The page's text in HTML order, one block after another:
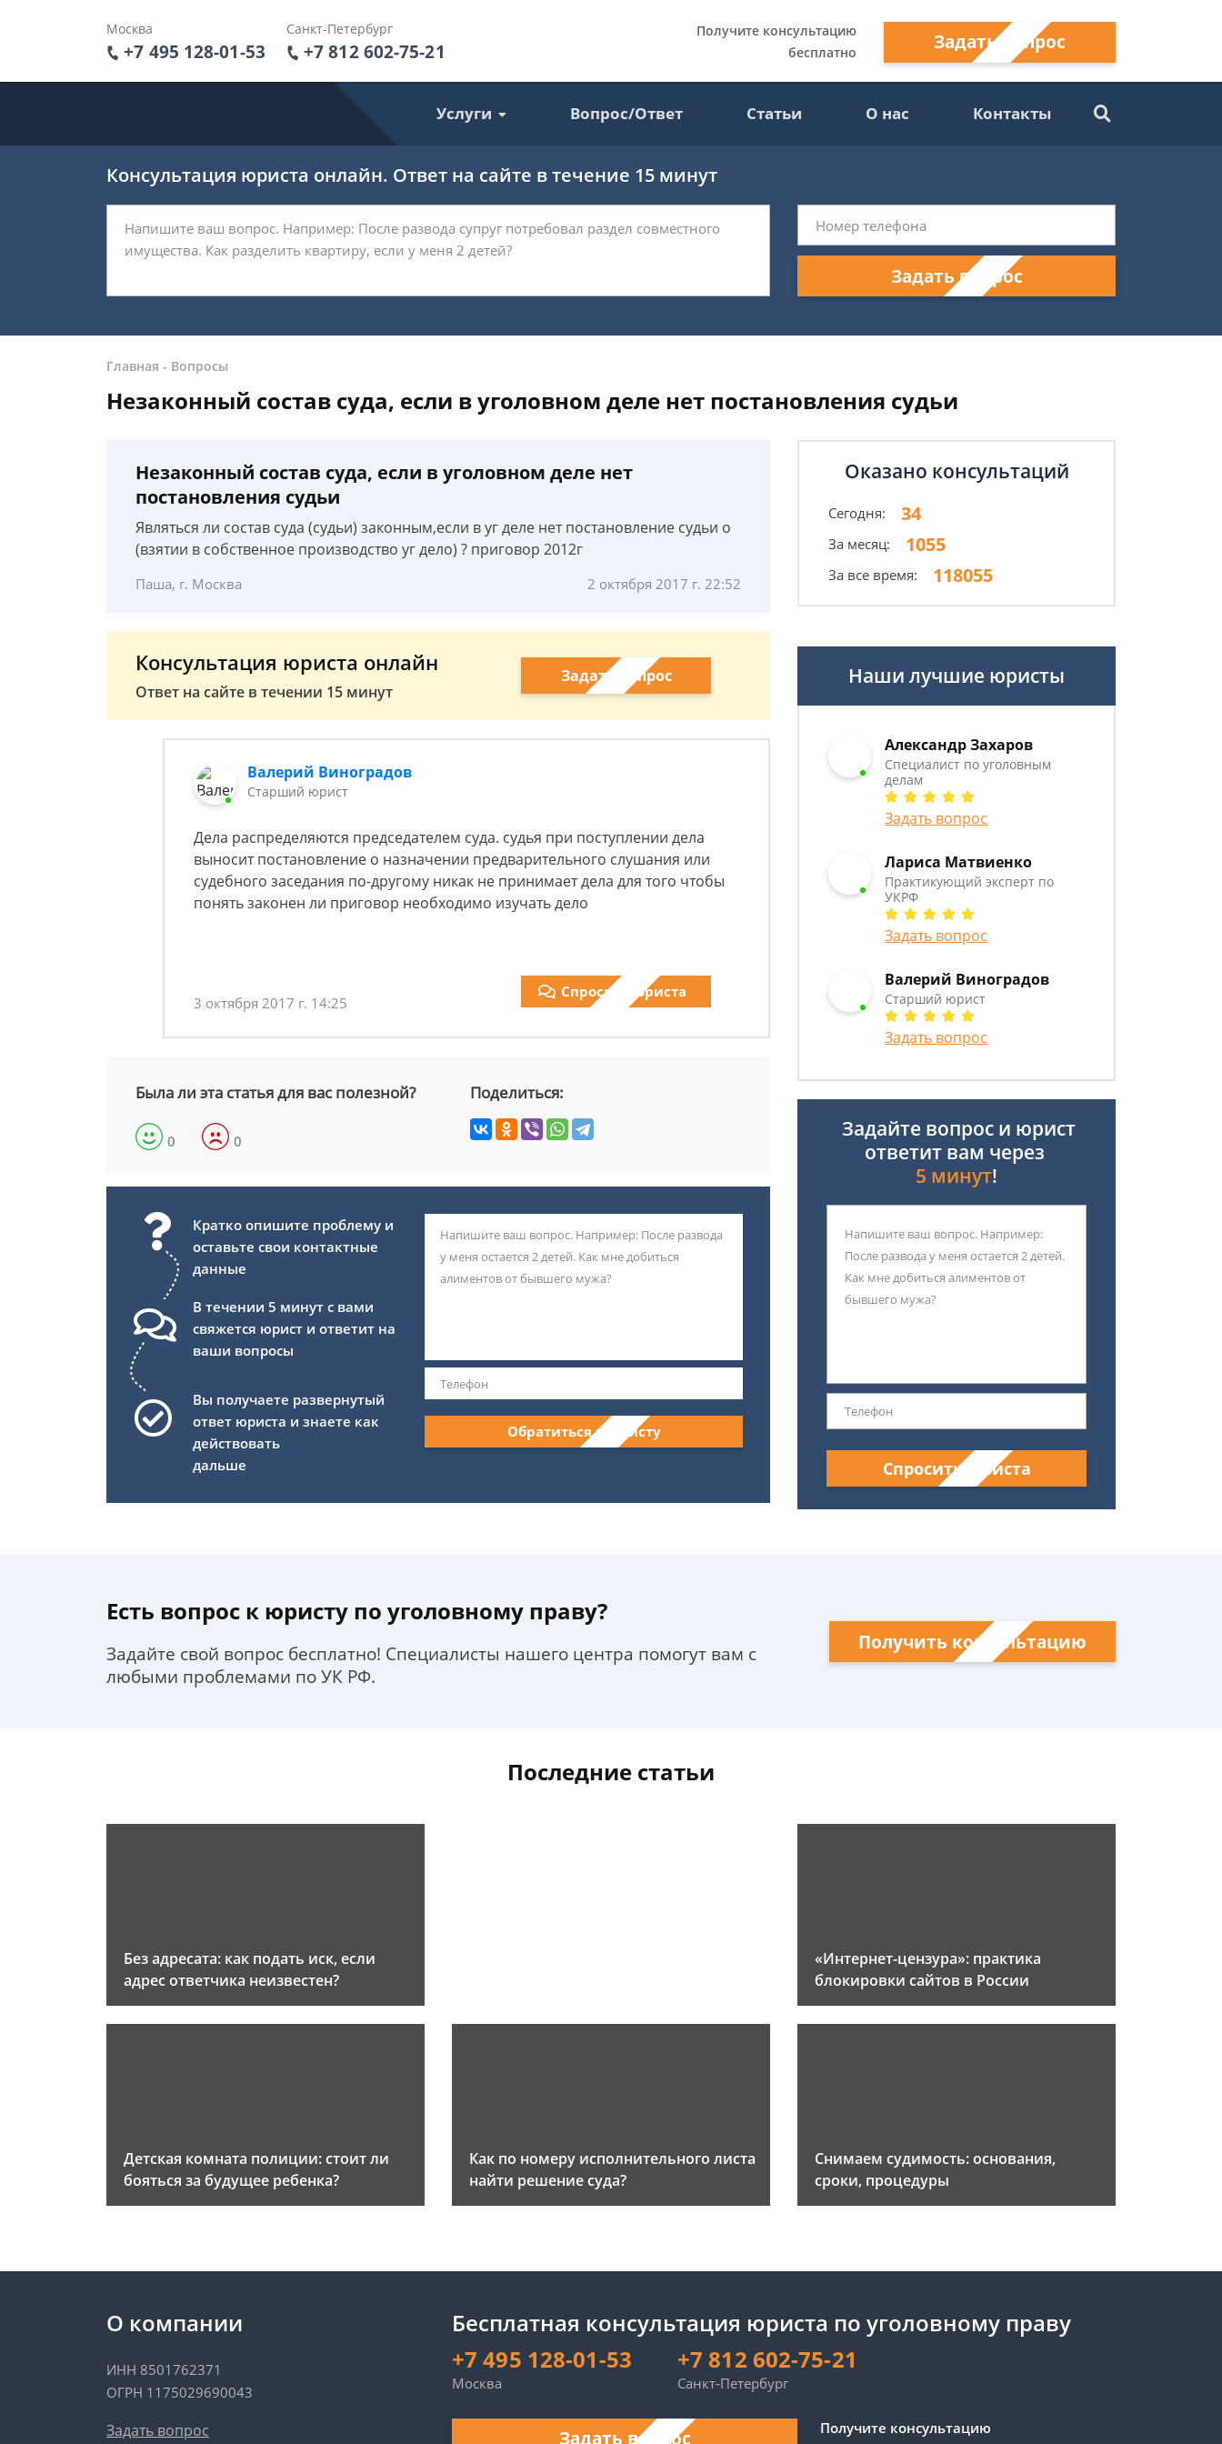
Москва
+7 495 128-01-53
Санкт-Петербург
+7 812 602-75-21
Получите консультацию
бесплатно
Задать вопрос
Услуги Вопрос/Ответ Статьи О нас Контакты
Консультация юриста онлайн. Ответ на сайте в течение 15 минут
Задать вопрос
Главная - Вопросы
Незаконный состав суда, если в уголовном деле нет постановления судьи
Незаконный состав суда, если в уголовном деле нет
постановления судьи
Являться ли состав суда (судьи) законным,если в уг деле нет постановление судьи о
(взятии в собственное производство уг дело) ? приговор 2012г
Паша, г. Москва 2 октября 2017 г. 22:52
Консультация юриста онлайн
Ответ на сайте в течении 15 минут
Задать вопрос
Валерий Виноградов
Старший юрист
Дела распределяются председателем суда. судья при поступлении дела
выносит постановление о назначении предварительного слушания или
судебного заседания по-другому никак не принимает дела для того чтобы
понять законен ли приговор необходимо изучать дело
3 октября 2017 г. 14:25
Спросить юриста
Была ли эта статья для вас полезной?
0 0
Поделиться:
Кратко опишите проблему и
оставьте свои контактные
данные
В течении 5 минут с вами
свяжется юрист и ответит на
ваши вопросы
Вы получаете развернутый
ответ юриста и знаете как
действовать
дальше
Обратиться к юристу
Оказано консультаций
Сегодня: 34
За месяц: 1055
За все время: 118055
Наши лучшие юристы
Александр Захаров
Специалист по уголовным
делам
Задать вопрос
Лариса Матвиенко
Практикующий эксперт по
УКРФ
Задать вопрос
Валерий Виноградов
Старший юрист
Задать вопрос
Задайте вопрос и юрист
ответит вам через
5 минут!
Спросить юриста
Есть вопрос к юристу по уголовному праву?
Задайте свой вопрос бесплатно! Специалисты нашего центра помогут вам с
любыми проблемами по УК РФ.
Получить консультацию
Последние статьи
Без адресата: как подать иск, если
адрес ответчика неизвестен?
«Интернет-цензура»: практика
блокировки сайтов в России
Детская комната полиции: стоит ли
бояться за будущее ребенка?
Как по номеру исполнительного листа
найти решение суда?
Снимаем судимость: основания,
сроки, процедуры
О компании
ИНН 8501762371
ОГРН 1175029690043
Задать вопрос
Бесплатная консультация юриста по уголовному праву
+7 495 128-01-53
Москва
+7 812 602-75-21
Санкт-Петербург
Задать вопрос
Получите консультацию